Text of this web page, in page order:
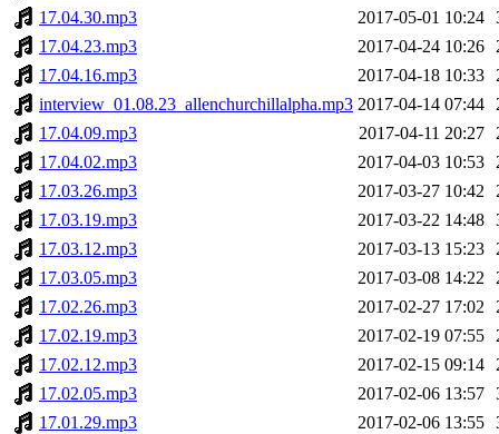
17.04.30.mp3
2017-05-01 10:24
17.04.23.mp3
2017-04-24 10:26
17.04.16.mp3
2017-04-18 10:33
interview_01.08.23_allenchurchillalpha.mp3 2017-04-14 07:44
17.04.09.mp3
2017-04-11 20:27
17.04.02.mp3
2017-04-03 10:53
17.03.26.mp3
2017-03-27 10:42
17.03.19.mp3
2017-03-22 14:48
17.03.12.mp3
2017-03-13 15:23
17.03.05.mp3
2017-03-08 14:22
17.02.26.mp3
2017-02-27 17:02
17.02.19.mp3
2017-02-19 07:55
17.02.12.mp3
2017-02-15 09:14
17.02.05.mp3
2017-02-06 13:57
17.01.29.mp3
2017-02-06 13:55